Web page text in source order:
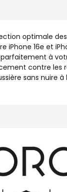
optimale
iPhone 16e et
à
contre les
sans nuire à